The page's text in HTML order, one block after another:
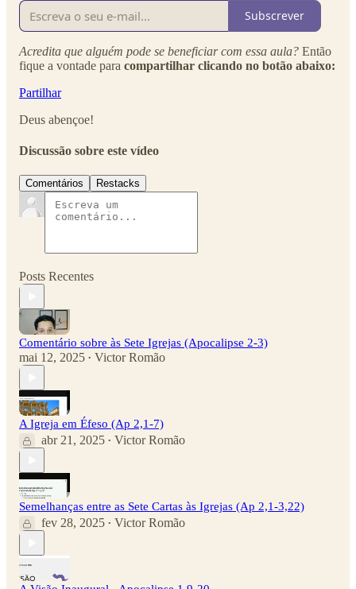
Subscrever
Acredita que alguém pode se beneficiar com essa aula? Então
fique a vontade para compartilhar clicando no botão abaixo:
Partilhar
Deus abençoe!
Discussão sobre este vídeo
Comentários Restacks
Posts Recentes
Comentário sobre às Sete Igrejas (Apocalipse 2-3)
mai 12, 2025 • Victor Romão
A Igreja em Éfeso (Ap 2,1-7)
abr 21, 2025 • Victor Romão
Semelhanças entre as Sete Cartas às Igrejas (Ap 2,1-3,22)
fev 28, 2025 • Victor Romão